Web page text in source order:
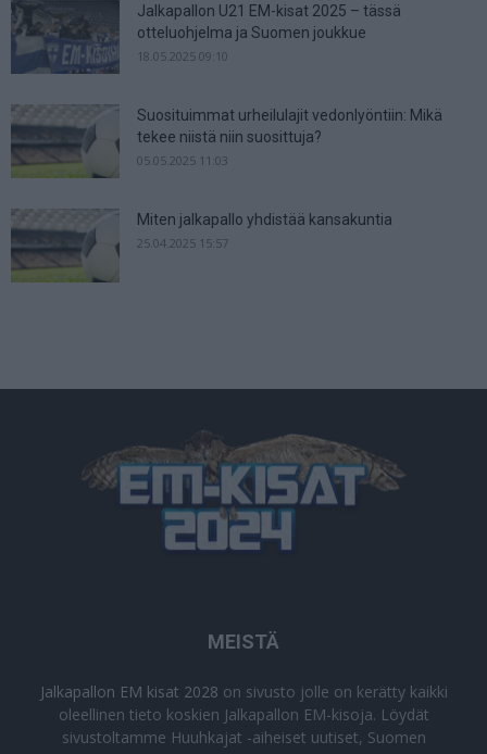
Jalkapallon U21 EM-kisat 2025 – tässä
otteluohjelma ja Suomen joukkue
18.05.2025 09:10
Suosituimmat urheilulajit vedonlyöntiin: Mikä
tekee niistä niin suosittuja?
05.05.2025 11:03
Miten jalkapallo yhdistää kansakuntia
25.04.2025 15:57
MEISTÄ
Jalkapallon EM kisat 2028 on sivusto jolle on kerätty kaikki
oleellinen tieto koskien Jalkapallon EM-kisoja. Löydät
sivustoltamme Huuhkajat -aiheiset uutiset, Suomen